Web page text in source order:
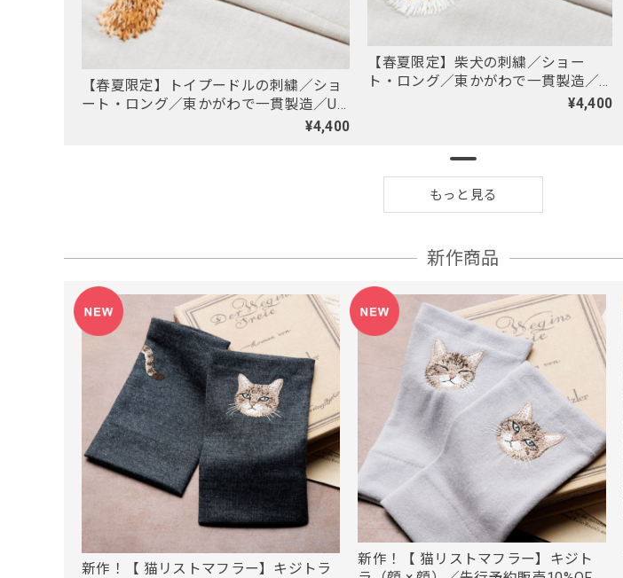
【春夏限定】トイプードルの刺繍／ショ
ート・ロング／東かがわで一貫製造／UV
¥4,400
【春夏限定】柴犬の刺繍／ショー
ト・ロング／東かがわで一貫製造／
¥4,400
もっと見る
新作商品
新作！【 猫リストマフラー】キジトラ
新作！【 猫リストマフラー】キジト